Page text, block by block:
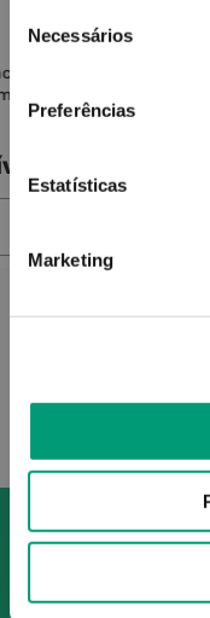
consentimento
Necessários
Preferências
Estatísticas
Marketing